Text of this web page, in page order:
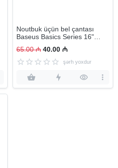
Noutbuk üçün bel çantası
Baseus Basics Series 16"
Grey (LBJN-F0G)
65.00 ₼ 40.00 ₼
şərh yoxdur